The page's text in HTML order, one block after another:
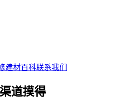
建材百科联系我们
道摸得